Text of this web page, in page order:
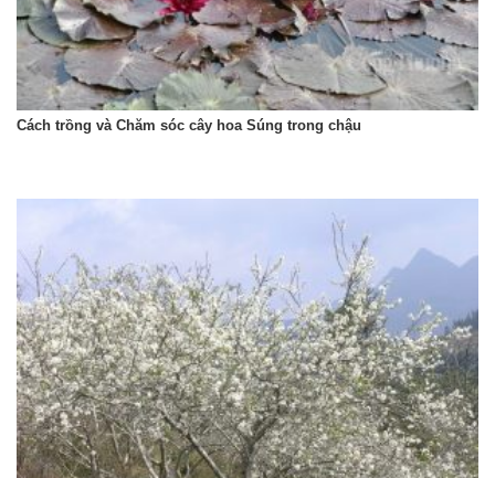
Cách trồng và Chăm sóc cây hoa Súng trong chậu